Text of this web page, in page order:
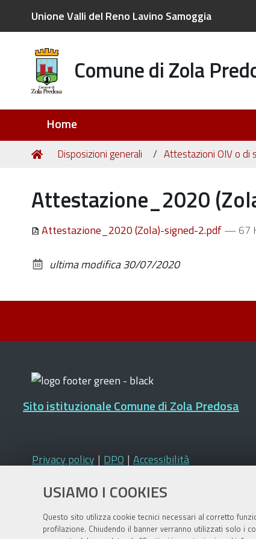
USIAMO I COOKIES
Questo sito utilizza cookie tecnici necessari al corretto
profilazione. Chiudendo il banner verranno utilizzati solo i
Unione Valli del Reno Lavino Samoggia
Comune di Zola
Home
Tu
Home
Disposizioni generali Attestazioni OIV o di
Attestazione_2020
Attestazione_2020 (Zola)-signed-2.pdf— 67
ultima modifica30/07/2020
Sito istituzionale Comune di Zola Predosa
Privacy policy | DPO | Accessibilità